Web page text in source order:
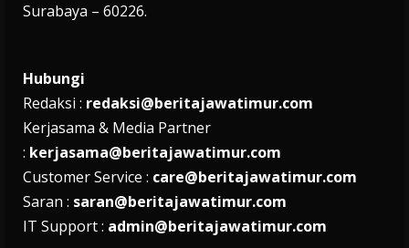
Surabaya – 60226.
Hubungi
Redaksi : redaksi@beritajawatimur.com
Kerjasama & Media Partner
: kerjasama@beritajawatimur.com
Customer Service : care@beritajawatimur.com
Saran : saran@beritajawatimur.com
IT Support : admin@beritajawatimur.com